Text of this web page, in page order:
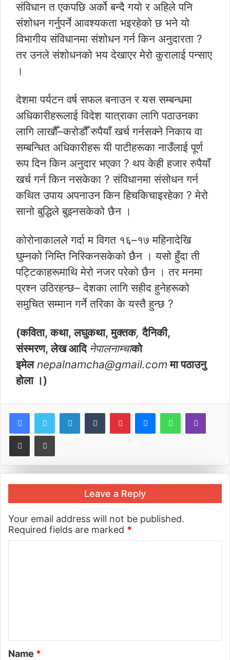
संविधान त एकपछि अर्को बन्दै गयो र अहिले पनि
संशोधन गर्नुपर्ने आवश्यकता भइरहेको छ भने यो
विभागीय संविधानमा संशोधन गर्न किन अनुदारता ?
तर उनले संशोधनको भय देखाएर मेरो कुरालाई पन्साए
।
देशमा पर्यटन वर्ष सफल बनाउन र यस सम्बन्धमा
अधिकारीहरूलाई विदेश यात्राका लागि पठाउनका
लागि लाखौँ–करोडौँ रुपैयाँ खर्च गर्नसक्ने निकाय वा
सम्बन्धित अधिकारीहरू यी पाटीहरूका नाउँलाई पूर्ण
रूप दिन किन अनुदार भएका ? थप केही हजार रुपैयाँ
खर्च गर्न किन नसकेका ? संविधानमा संसोधन गर्न
कथित उपाय अपनाउन किन हिचकिचाइरहेका ? मेरो
सानो बुद्धिले बुझ्नसकेको छैन ।
कोरोनाकालले गर्दा म विगत १६–१७ महिनादेखि
घुम्नको निम्ति निस्किनसकेको छैन । यसो हुँदा ती
पट्टिकाहरूमाथि मेरो नजर परेको छैन । तर मनमा
प्रश्न उठिरहन्छ– देशका लागि सहीद हुनेहरूको
समुचित सम्मान गर्ने तरिका के यस्तै हुन्छ ?
(कविता, कथा, लघुकथा, मुक्तक,दैनिकी,
संस्मरण, लेख आदि नेपालनाम्चाको
इमेलnepalnamcha@gmail.com मा पठाउनु
होला ।)
LinkedInTumblrPinterestMessenger
WhatsApp
Viber
Share via EmailPrint
Leave a Reply
Your email address will not be published.
Required fields are marked *
Name *